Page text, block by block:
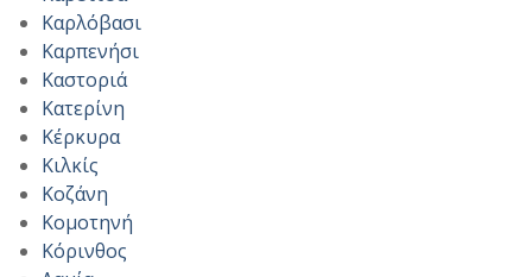
Καρλόβασι
Καρπενήσι
Καστοριά
Κατερίνη
Κέρκυρα
Κιλκίς
Κοζάνη
Κομοτηνή
Κόρινθος